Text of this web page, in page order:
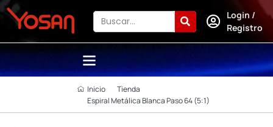
Login /
Registro
Inicio
Tienda
Espiral Metálica Blanca Paso 64 (5:1)